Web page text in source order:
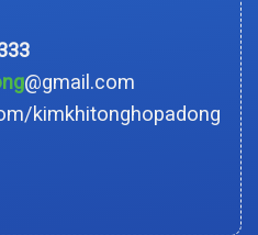
@gmail.com
kimkhitonghopadong